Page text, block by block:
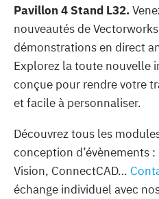
Pavillon 4 Stand L32.
nouveautés de
démonstrations en direct
Explorez la toute nouvelle
conçue pour rendre votre
et facile à personnaliser.
Découvrez tous les
conception d’évènements
Vision, ConnectCAD…
échange individuel avec